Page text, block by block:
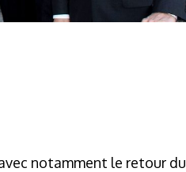
notamment le retour du